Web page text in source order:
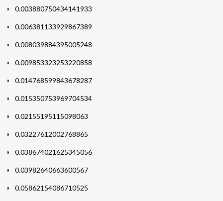
0.003880750434141933
0.006381133929867389
0.008039884395005248
0.009853323253220858
0.014768599843678287
0.015350753969704534
0.02155195115098063
0.03227612002768865
0.038674021625345056
0.03982640663600567
0.05862154086710525